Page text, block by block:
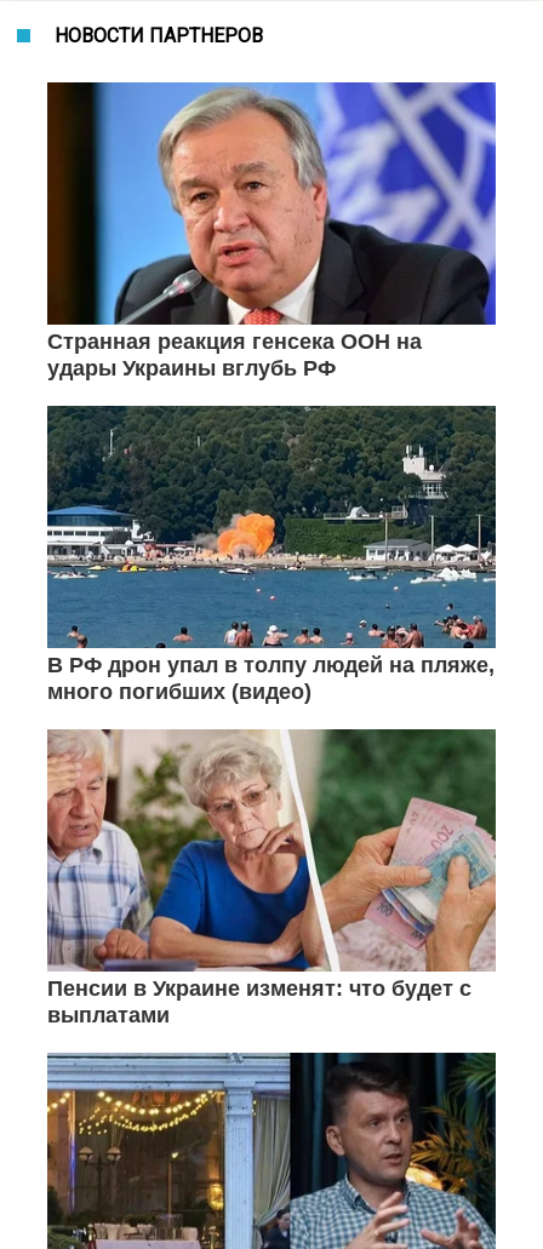
НОВОСТИ ПАРТНЕРОВ